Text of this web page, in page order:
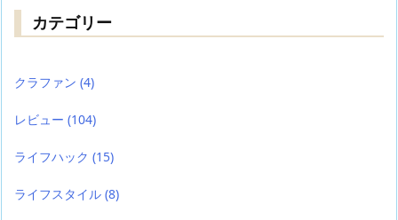
カテゴリー
クラファン (4)
レビュー (104)
ライフハック (15)
ライフスタイル (8)